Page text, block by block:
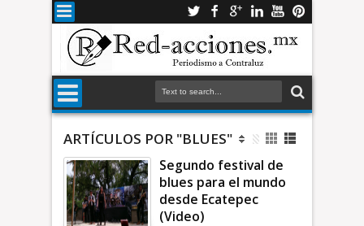
ARTÍCULOS POR "BLUES"
Segundo festival de
blues para el mundo
desde Ecatepec
(Video)